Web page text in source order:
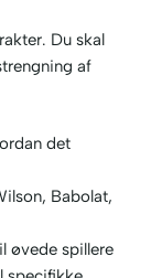
Du skal
af
det
Babolat,
øvede spillere